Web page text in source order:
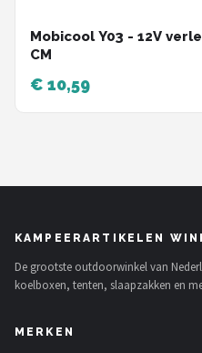
Mobicool Y03 - 12V
CM
€ 10,59
KAMPEERARTIKELEN
De grootste outdoorwinkel van
koelboxen, tenten, slaapzakken en
MERKEN